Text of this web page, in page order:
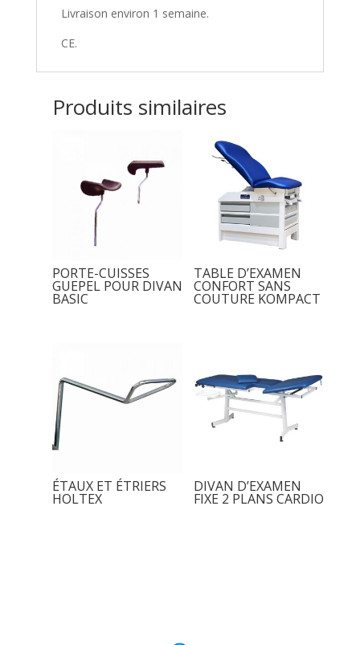
Livraison environ 1 semaine.
CE.
Produits similaires
PORTE-CUISSES
GUEPEL POUR DIVAN
BASIC
TABLE D’EXAMEN
CONFORT SANS
COUTURE KOMPACT
ÉTAUX ET ÉTRIERS
HOLTEX
DIVAN D’EXAMEN
FIXE 2 PLANS CARDIO